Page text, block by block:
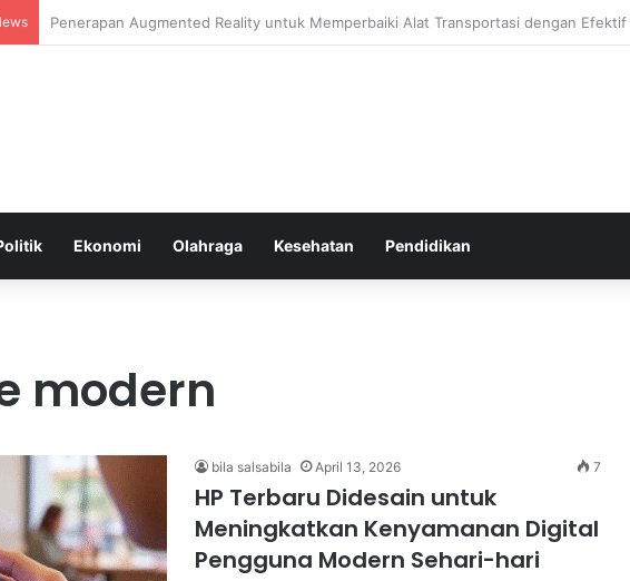
Strategi Kesehatan Harian untuk Meningkatkan Daya Tahan Tubuh dalam Beraktivitas
Ekonomi Olahraga Kesehatan Pendidikan
modern
bila salsabila April 13, 2026 7
HP Terbaru Didesain untuk
Meningkatkan Kenyamanan Digital
Pengguna Modern Sehari-hari